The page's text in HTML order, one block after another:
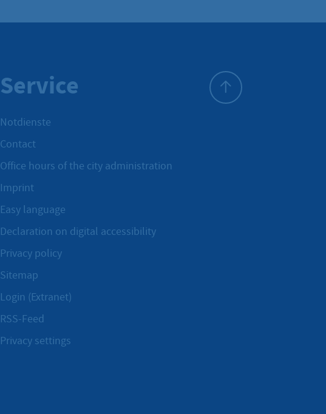
Service
Notdienste
Contact
Office hours of the city administration
Imprint
Easy language
Declaration on digital accessibility
Privacy policy
Sitemap
Login (Extranet)
RSS-Feed
Privacy settings